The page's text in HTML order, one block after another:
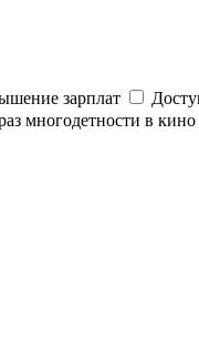
зарплат
многодетности в